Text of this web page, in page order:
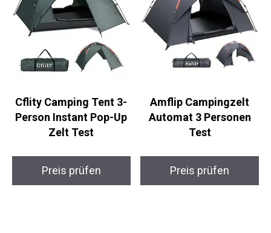
Cflity Camping Tent 3-
Person Instant Pop-Up
Zelt Test
Preis prüfen
Amflip Campingzelt
Automat 3 Personen
Test
Preis prüfen